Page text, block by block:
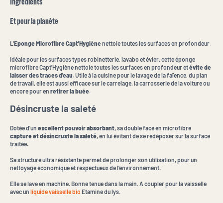
Ingrédients
Et pour la planète
L'Eponge Microfibre Capt'Hygiènenettoie toutes les surfaces en profondeur.
Idéale pour les surfaces types robinetterie, lavabo et évier, cette éponge
microfibre Capt'Hygiène nettoie toutes les surfaces en profondeur etévite de
laisser des traces d'eau . Utile à la cuisine pour le lavage de la faïence, du plan
de travail, elle est aussi efficace sur le carrelage, la carrosserie de la voiture ou
encore pour en retirer la buée
Désincruste la saleté
Dotée d'un excellent pouvoir absorbant , sa double face en microfibre
capture et désincruste la saleté , en lui évitant de se redéposer sur la surface
traitée.
Sa structure ultra résistante permet de prolonger son utilisation, pour un
nettoyage économique et respectueux de l'environnement.
Elle se lave en machine. Bonne tenue dans la main. A coupler pour la vaisselle
avec un liquide vaisselle bio Etamine du lys.